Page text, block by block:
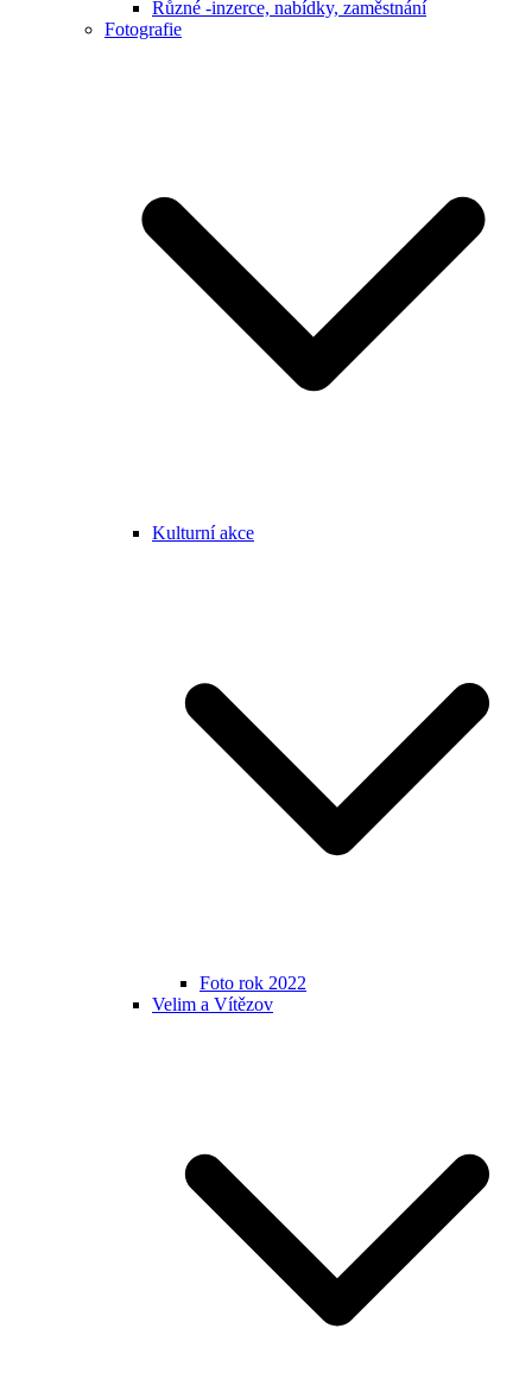
Různé -inzerce, nabídky, zaměstnání
Fotografie
Kulturní akce
Foto rok 2022
Velim a Vítězov